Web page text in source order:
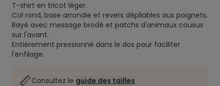
T-shirt en tricot léger.
Col rond, base arrondie et revers dépliables aux poignets.
Rayé avec message brodé et patchs d'animaux cousus
sur l'avant.
Entièrement pressionné dans le dos pour faciliter
l'enfilage.
Consultez le guide des tailles